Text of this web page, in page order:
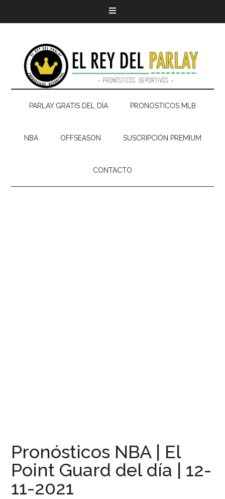
PARLAY GRATIS DEL DÍA PRONOSTICOS MLB
NBA OFFSEASON SUSCRIPCIÓN PREMIUM
CONTACTO
Pronósticos NBA | El
Point Guard del día | 12-
11-2021